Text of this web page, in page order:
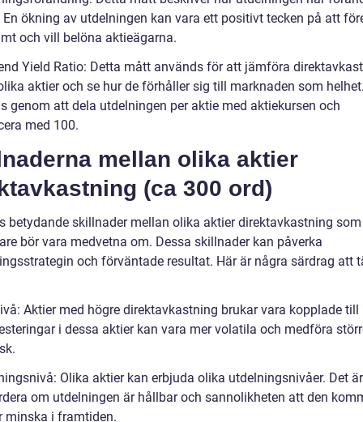
En ökning av utdelningen kan vara ett positivt tecken på att
och vill belöna aktieägarna.
Yield Ratio: Detta mått används för att jämföra
aktier och se hur de förhåller sig till marknaden som
genom att dela utdelningen per aktie med aktiekursen och
med 100.
mellan olika aktier
(ca 300 ord)
betydande skillnader mellan olika aktier direktavkastning som
bör vara medvetna om. Dessa skillnader kan påverka
och förväntade resultat. Här är några särdrag att
Aktier med högre direktavkastning brukar vara kopplade till
i dessa aktier kan vara mer volatila och medföra
Olika aktier kan erbjuda olika utdelningsnivåer. Det
om utdelningen är hållbar och sannolikheten att den
minska i framtiden.